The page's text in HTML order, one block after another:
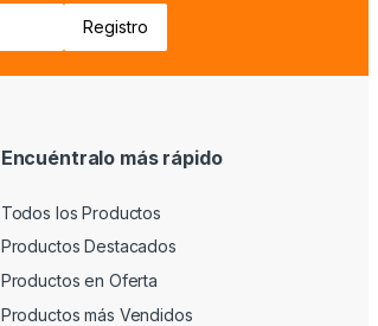
Encuéntralo más rápido
Todos los Productos
Productos Destacados
Productos en Oferta
Productos más Vendidos